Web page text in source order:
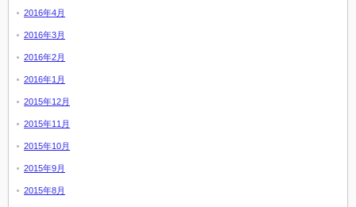
2016年4月
2016年3月
2016年2月
2016年1月
2015年12月
2015年11月
2015年10月
2015年9月
2015年8月